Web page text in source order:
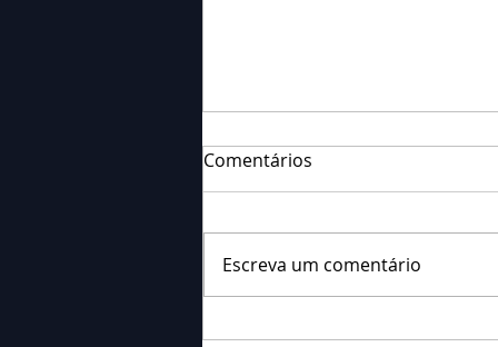
Falecimento: Sr. Neri
Comentários
Escreva um comentário